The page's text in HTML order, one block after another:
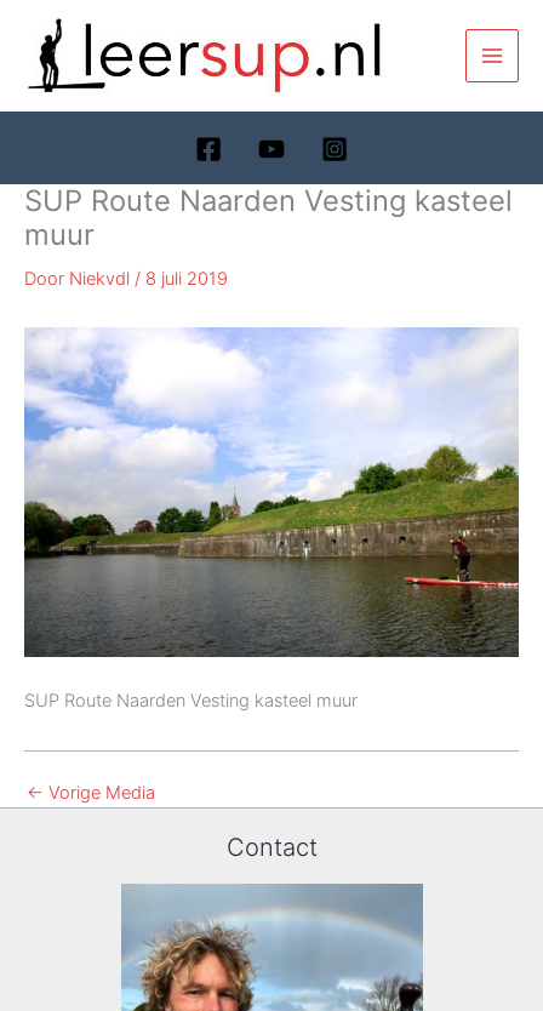
SUP Route Naarden Vesting kasteel
muur
Door Niekvdl / 8 juli 2019
SUP Route Naarden Vesting kasteel muur
← Vorige Media
Contact